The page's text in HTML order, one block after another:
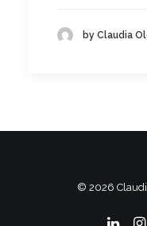
by Claudia
© 2026